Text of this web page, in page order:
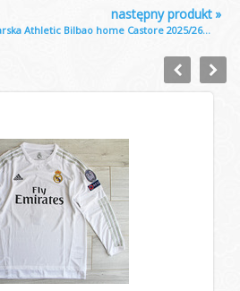
»
następny produkt
Athletic Bilbao home Castore 2025/26...